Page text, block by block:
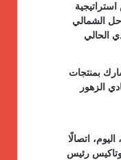
الشمالي
الحالي
بمنتجات
الزهور
اتصالًا
رئيس